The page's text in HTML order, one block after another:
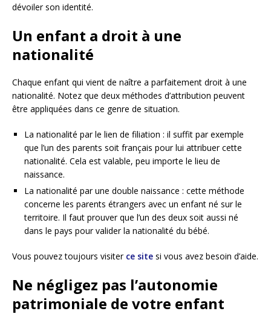
dévoiler son identité.
Un enfant a droit à une
nationalité
Chaque enfant qui vient de naître a parfaitement droit à une
nationalité. Notez que deux méthodes d’attribution peuvent
être appliquées dans ce genre de situation.
La nationalité par le lien de filiation : il suffit par exemple
que l’un des parents soit français pour lui attribuer cette
nationalité. Cela est valable, peu importe le lieu de
naissance.
La nationalité par une double naissance : cette méthode
concerne les parents étrangers avec un enfant né sur le
territoire. Il faut prouver que l’un des deux soit aussi né
dans le pays pour valider la nationalité du bébé.
Vous pouvez toujours visiter ce site si vous avez besoin d’aide.
Ne négligez pas l’autonomie
patrimoniale de votre enfant